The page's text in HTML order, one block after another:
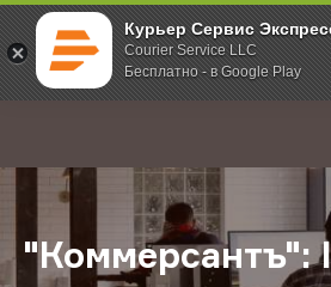
Курьер Сервис
Courier Service LLC
Бесплатно - в Google Play
; Главная О компании Новости
"Коммерсантъ":